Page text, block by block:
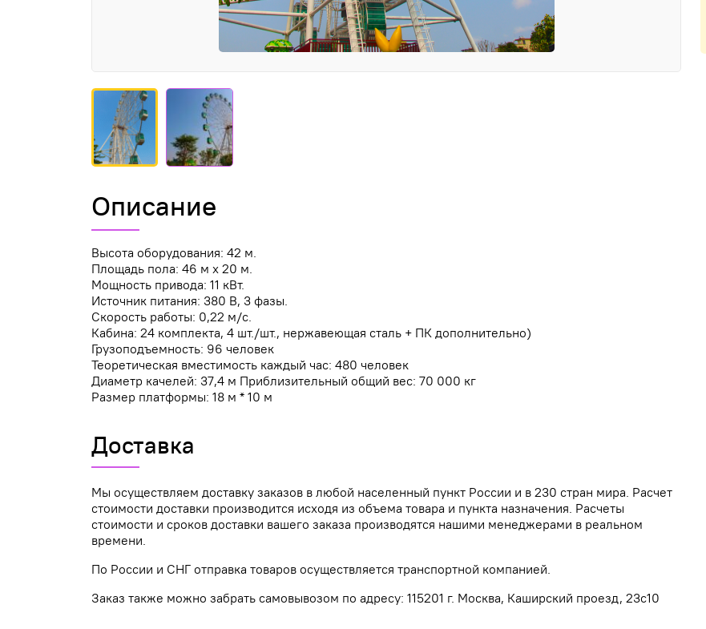
Описание
Высота оборудования: 42 м.
Площадь пола: 46 м x 20 м.
Мощность привода: 11 кВт.
Источник питания: 380 В, 3 фазы.
Скорость работы: 0,22 м/с.
Кабина: 24 комплекта, 4 шт./шт., нержавеющая сталь + ПК дополнительно)
Грузоподъемность: 96 человек
Теоретическая вместимость каждый час: 480 человек
Диаметр качелей: 37,4 м Приблизительный общий вес: 70 000 кг
Размер платформы: 18 м * 10 м
Доставка
Мы осуществляем доставку заказов в любой населенный пункт России и в 230 стран мира. Расчет
стоимости доставки производится исходя из объема товара и пункта назначения. Расчеты
стоимости и сроков доставки вашего заказа производятся нашими менеджерами в реальном
времени.
По России и СНГ отправка товаров осуществляется транспортной компанией.
Заказ также можно забрать самовывозом по адресу: 115201 г. Москва, Каширский проезд, 23с10